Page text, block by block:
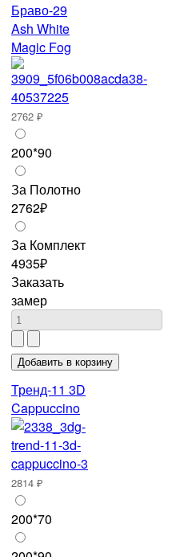
Браво-29
Ash White
Magic Fog
2762 ₽
200*90
За Полотно
2762₽
За Комплект
4935₽
Заказать
замер
Тренд-11 3D
Cappuccino
2814 ₽
200*70